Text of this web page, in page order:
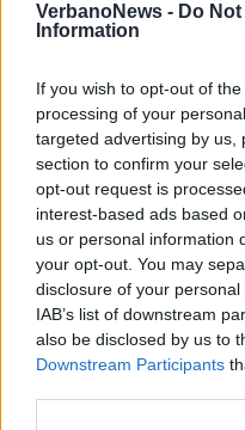
VerbanoNews - Do
Information
If you wish to opt-out of
processing of your
targeted advertising by us,
section to confirm your
opt-out request is
interest-based ads based
us or personal information
your opt-out. You may
disclosure of your
IAB’s list of downstream
also be disclosed by us to
Downstream Participants
TURISMO
La Sacra di
pubblico